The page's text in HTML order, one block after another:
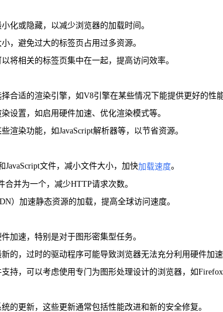
化或隐藏，以减少浏览器的加载时间。
，避免过大的标签页占用过多资源。
将相关的标签页集中在一起，提高访问效率。
合适的渲染引擎，如V8引擎在某些情况下能提供更好的性能
设置，如启用硬件加速、优化渲染模式等。
渲染功能，如JavaScript解析器等，以节省资源。
JavaScript文件，减小文件大小，加快加载速度。
合并为一个，减少HTTP请求次数。
）加速静态资源的加载，提高全球访问速度。
加速，特别是对于图形密集型任务。
的，过时的驱动程序可能导致浏览器无法充分利用硬件加速
持，可以考虑使用专门为图形处理设计的浏览器，如Firefox
的更新，这些更新通常包括性能改进和新的安全修复。